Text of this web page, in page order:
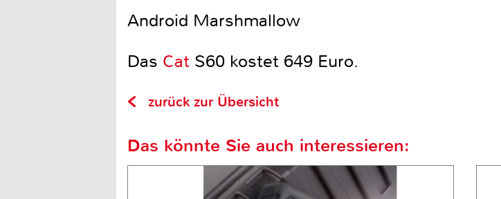
Android Marshmallow
Das Cat S60 kostet 649 Euro.
zurück zur Übersicht
Das könnte Sie auch interessieren: